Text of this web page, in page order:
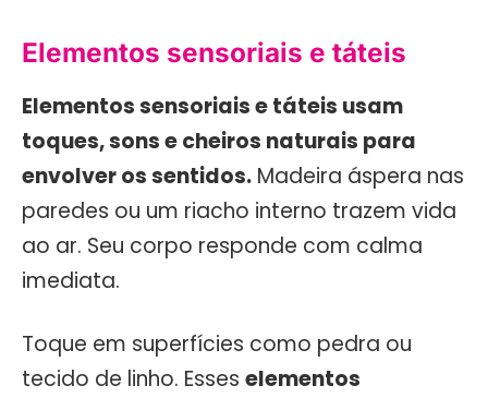
Elementos sensoriais e táteis
Elementos sensoriais e táteis usam
toques, sons e cheiros naturais para
envolver os sentidos. Madeira áspera nas
paredes ou um riacho interno trazem vida
ao ar. Seu corpo responde com calma
imediata.
Toque em superfícies como pedra ou
tecido de linho. Esses elementos